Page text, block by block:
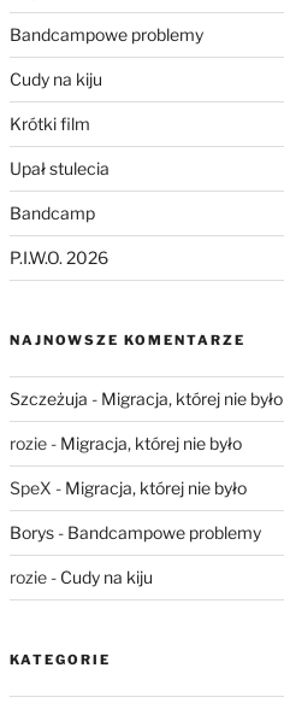
Bandcampowe problemy
Cudy na kiju
Krótki film
Upał stulecia
Bandcamp
P.I.W.O. 2026
NAJNOWSZE KOMENTARZE
Szczeżuja - Migracja, której nie było
rozie- Migracja, której nie było
SpeX - Migracja, której nie było
Borys- Bandcampowe problemy
rozie- Cudy na kiju
KATEGORIE